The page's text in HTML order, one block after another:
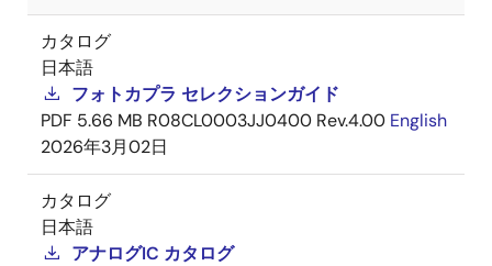
カタログ
日本語
フォトカプラ セレクションガイド
PDF 5.66 MB R08CL0003JJ0400 Rev.4.00 English
2026年3月02日
カタログ
日本語
アナログIC カタログ